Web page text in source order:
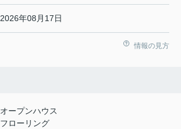
2026年08月17日
情報の見方
オープンハウス
フローリング